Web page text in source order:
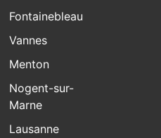
Fontainebleau
Vannes
Menton
Nogent-sur-
Marne
Lausanne